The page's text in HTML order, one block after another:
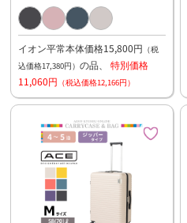
イオン平常本体価格15,800円 （税
込価格17,380円） の品、 特別価格
11,060円 （税込価格12,166円）